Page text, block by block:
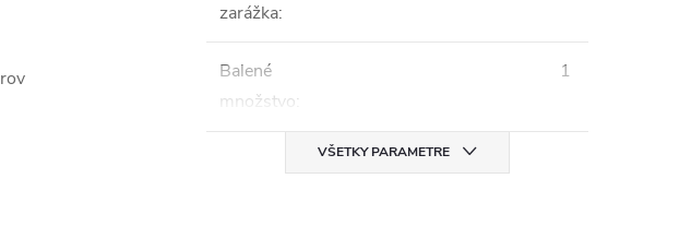
zarážka:
Balené
množstvo:
1
VŠETKY PARAMETRE